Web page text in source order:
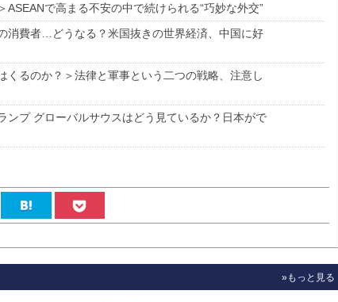
ASEANで高まる不安の中で続けられる“巧妙な外交”
消費者…どうなる？米国抜きの世界経済、中国に好
くるのか？＞法律と軍事という二つの戦略、注意し
ンプ グローバルサウスはどう見ているか？日本がで
»もっと見る